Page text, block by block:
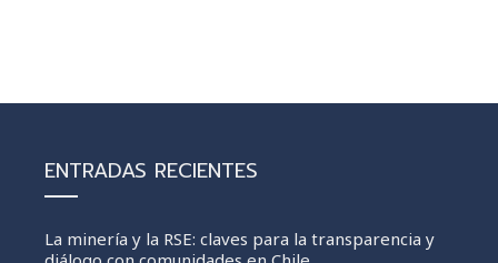
ENTRADAS RECIENTES
La minería y la RSE: claves para la transparencia y